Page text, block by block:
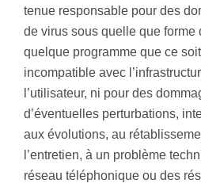
tenue responsable pour des
de virus sous quelle que forme
quelque programme que ce
incompatible avec
l’utilisateur, ni pour des
d’éventuelles perturbations,
aux évolutions, au
l’entretien, à un problème
réseau téléphonique ou des